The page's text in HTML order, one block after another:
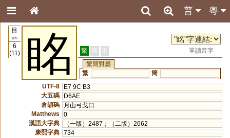
粵
普
目
109
6
(11)
眳 繁 簡 港
單讀音字
繁簡對應
繁
簡
UTF-8
E7 9C B3
大五碼
D6AE
倉頡碼
月山弓戈口
Matthews
0
漢語大字典
（一版）2487；（二版）2662
康熙字典 734